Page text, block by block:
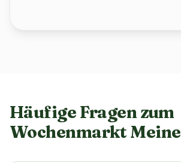
Häufige Fragen zum
Wochenmarkt Meine